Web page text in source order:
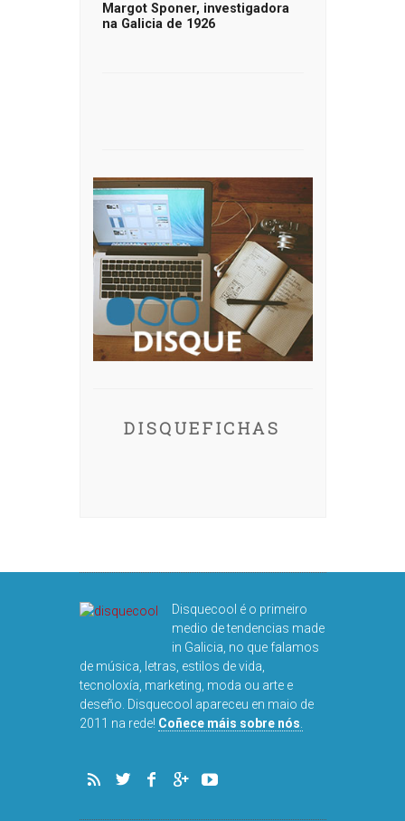
Margot Sponer, investigadora
na Galicia de 1926
DISQUEFICHAS
Disquecool é o primeiro
medio de tendencias made
in Galicia, no que falamos
de música, letras, estilos de vida,
tecnoloxía, marketing, moda ou arte e
deseño. Disquecool apareceu en maio de
2011 na rede! Coñece máis sobre nós